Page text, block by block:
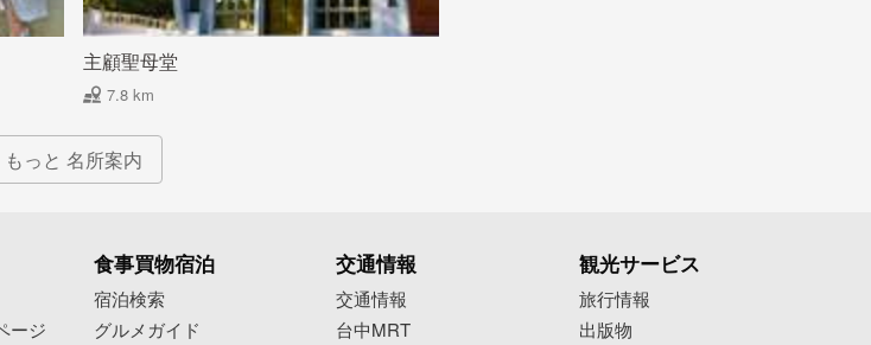
主顧聖母堂
7.8 km
もっと 名所案内
ージ
食事買物宿泊
宿泊検索
グルメガイド
交通情報
交通情報
台中MRT
観光サービス
旅行情報
出版物